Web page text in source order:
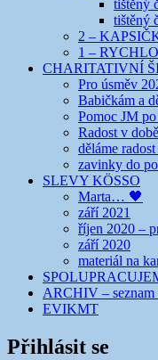
tištěný
tištěný
2 –
1 –
CHARITATIVNÍ
Pro úsměv
Babičkám a
Pomoc JM
Radost v
děláme
zavinky do
SLEVY KÖSSO
Marta… 🖤
září 2021
říjen 2020 –
září 2020
materiál na
ARCHIV – seznam
EVIKMT
Přihlásit se